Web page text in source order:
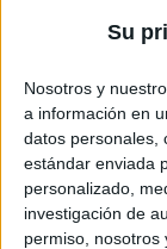
Su
Nosotros y
a información en
datos personales,
estándar enviada
personalizado,
investigación de
permiso, nosotros
Los
las